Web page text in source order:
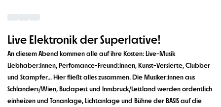
Live Elektronik der Superlative!
An diesem Abend kommen alle auf ihre Kosten: Live-Musik
Liebhaber:innen, Perfomance-Freund:innen, Kunst-Versierte, Clubber
und Stampfer... Hier fließt alles zusammen. Die Musiker:innen aus
Schlanders/Wien, Budapest und Innsbruck/Lettland werden ordentlich
einheizen und Tonanlage, Lichtanlage und Bühne der BASIS auf die